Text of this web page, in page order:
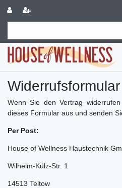
Widerrufs­formular
Wenn Sie den Vertrag
dieses Formular aus und senden
Per Post:
House of Wellness Haustechnik
Wilhelm-Külz-Str. 1
14513 Teltow